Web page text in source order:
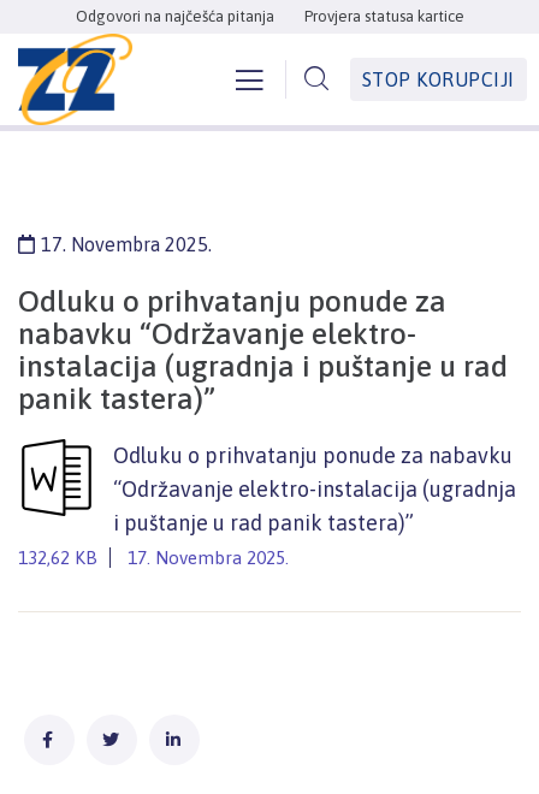
Odgovori na najčešća pitanja Provjera statusa kartice
STOP KORUPCIJI
17. Novembra 2025.
Odluku o prihvatanju ponude za
nabavku “Održavanje elektro-
instalacija (ugradnja i puštanje u rad
panik tastera)”
Odluku o prihvatanju ponude za nabavku
“Održavanje elektro-instalacija (ugradnja
i puštanje u rad panik tastera)”
132,62 KB 17. Novembra 2025.